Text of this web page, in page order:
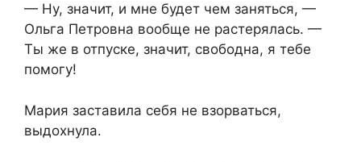
— Ну, значит, и мне будет чем заняться, —
Ольга Петровна вообще не растерялась. —
Ты же в отпуске, значит, свободна, я тебе
помогу!
Мария заставила себя не взорваться,
выдохнула.